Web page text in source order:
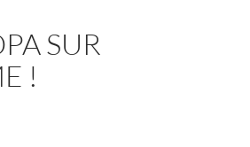
SUR
!